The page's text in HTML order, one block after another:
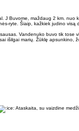
J Buvome, maždaug 2 km. nuo
ryte. Šiaip, kažkiek judino visą
Vandenuko buvo tik tose
išilgai marių. Žūklę apsunkino,
Ataskaita, su vaizdine